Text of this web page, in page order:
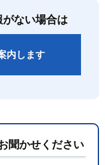
ない場合は
内します
聞かせください